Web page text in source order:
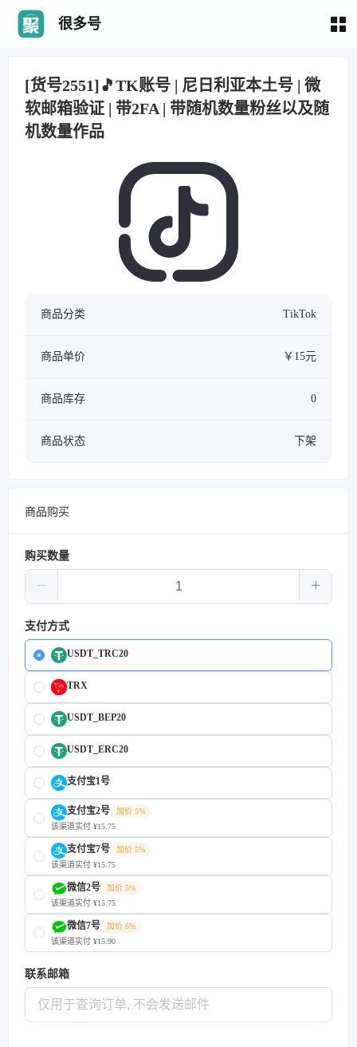
很多号
[货号2551]🎵TK账号 | 尼日利亚本土号 | 微
软邮箱验证 | 带2FA | 带随机数量粉丝以及随
机数量作品
商品分类 TikTok
商品单价 ￥15元
商品库存 0
商品状态 下架
商品购买
购买数量
支付方式
USDT_TRC20
TRX
USDT_BEP20
USDT_ERC20
支付宝1号
支付宝2号
加价 5%
该渠道实付 ¥15.75
支付宝7号
加价 5%
该渠道实付 ¥15.75
微信2号
加价 5%
该渠道实付 ¥15.75
微信7号
加价 6%
该渠道实付 ¥15.90
联系邮箱